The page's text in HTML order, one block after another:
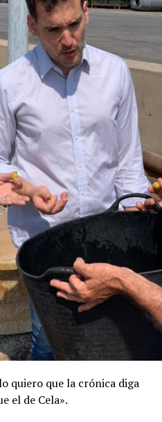
quiero que la crónica diga
el de Cela».